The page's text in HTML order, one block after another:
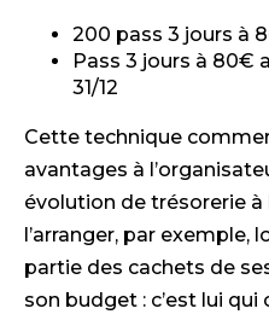
200 pass 3 jours à
Pass 3 jours à 80€
31/12
Cette technique
avantages à
évolution de trésorerie
l’arranger, par exemple,
partie des cachets de
son budget : c’est lui